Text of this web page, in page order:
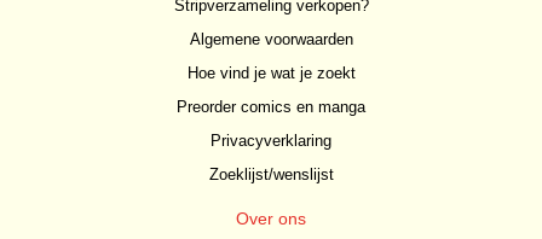
Stripverzameling verkopen?
Algemene voorwaarden
Hoe vind je wat je zoekt
Preorder comics en manga
Privacyverklaring
Zoeklijst/wenslijst
Over ons